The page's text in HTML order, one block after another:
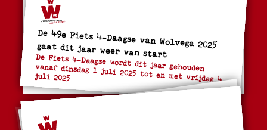
De 49e Fiets 4-Daagse van Wolvega 2025 gaat dit jaar weer van start
De Fiets 4-Daagse wordt dit jaar gehouden
vanaf dinsdag 1 juli 2025 tot en met vrijdag 4
juli 2025